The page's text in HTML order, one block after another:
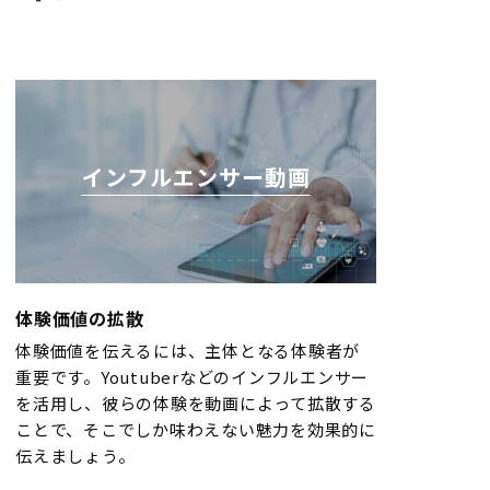
インフルエンサー動画
体験価値の拡散
体験価値を伝えるには、主体となる体験者が
重要です。Youtuberなどのインフルエンサー
を活用し、彼らの体験を動画によって拡散する
ことで、そこでしか味わえない魅力を効果的に
伝えましょう。